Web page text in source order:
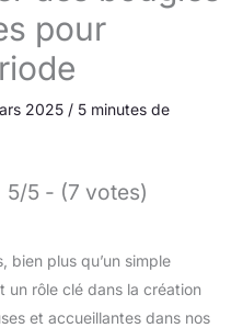
pour
2025 / 5 minutes de
5/5 - (7 votes)
bien plus qu’un simple
un rôle clé dans la création
et accueillantes dans nos